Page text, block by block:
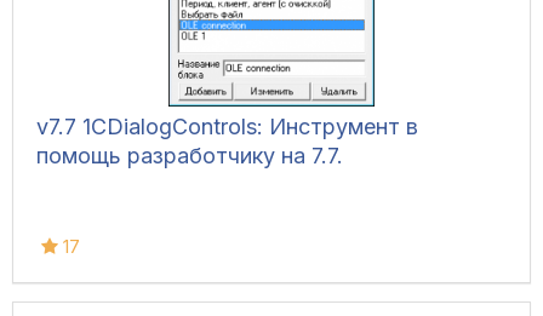
v7.7 1CDialogControls: Инструмент в
помощь разработчику на 7.7.
17